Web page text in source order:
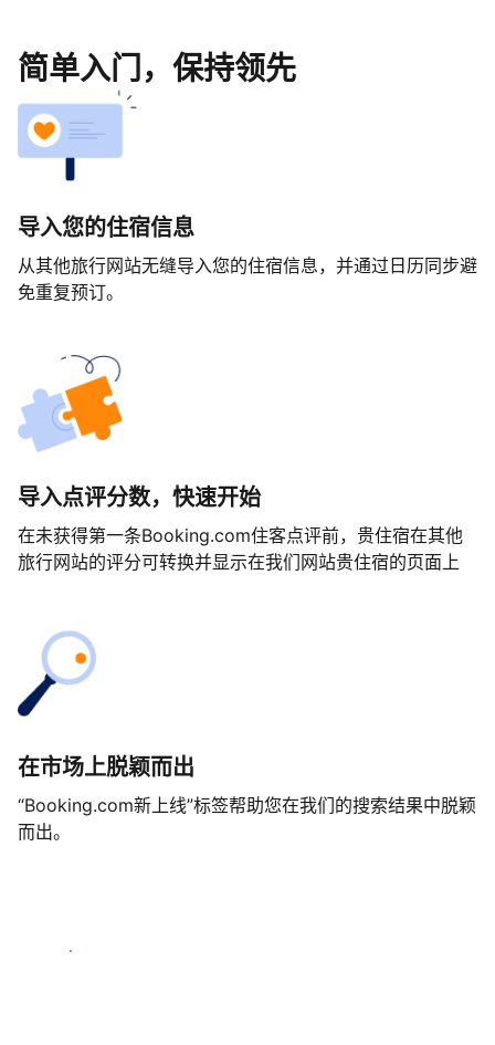
简单入门，保持领先
导入您的住宿信息
从其他旅行网站无缝导入您的住宿信息，并通过日历同步避
免重复预订。
导入点评分数，快速开始
在未获得第一条Booking.com住客点评前，贵住宿在其他
旅行网站的评分可转换并显示在我们网站贵住宿的页面上
在市场上脱颖而出
“Booking.com新上线”标签帮助您在我们的搜索结果中脱颖
而出。
马上开始